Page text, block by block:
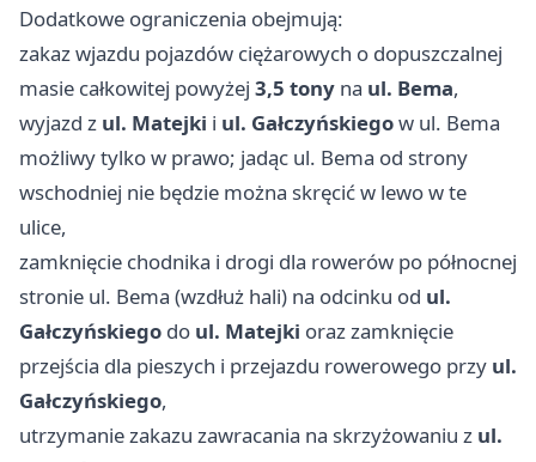
Dodatkowe ograniczenia obejmują:
zakaz wjazdu pojazdów ciężarowych o dopuszczalnej
masie całkowitej powyżej 3,5 tony na ul. Bema,
wyjazd z ul. Matejki i ul. Gałczyńskiegow ul. Bema
możliwy tylko w prawo; jadąc ul. Bema od strony
wschodniej nie będzie można skręcić w lewo w te
ulice,
zamknięcie chodnika i drogi dla rowerów po północnej
stronie ul. Bema (wzdłuż hali) na odcinku od ul.
Gałczyńskiego do ul. Matejki oraz zamknięcie
przejścia dla pieszych i przejazdu rowerowego przy ul.
Gałczyńskiego,
utrzymanie zakazu zawracania na skrzyżowaniu z ul.